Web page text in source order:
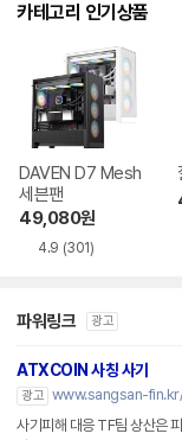
카테고리 인기상품
DAVEN D7 Mesh
세븐팬
49,080원
4.9 (301)
파워링크 광고
ATXCOIN 사칭 사기
광고 www.sangsan-fin.kr/
사기피해 대응 TF팀 상산은